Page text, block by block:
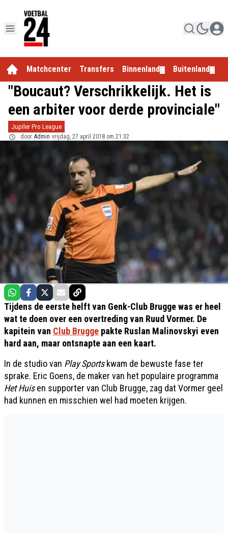
Matchcenter Transfers Binnenland Buitenland
"Boucaut? Verschrikkelijk. Het is
een arbiter voor derde provinciale"
Jupiler Pro League
door Admin vrijdag, 27 april 2018 om 21:32
Tijdens de eerste helft van Genk-Club Brugge was er heel
wat te doen over een overtreding van Ruud Vormer. De
kapitein van Club Brugge pakte Ruslan Malinovskyi even
hard aan, maar ontsnapte aan een kaart.
In de studio van Play Sportskwam de bewuste fase ter
sprake. Eric Goens, de maker van het populaire programma
Het Huisen supporter van Club Brugge, zag dat Vormer geel
had kunnen en misschien wel had moeten krijgen.